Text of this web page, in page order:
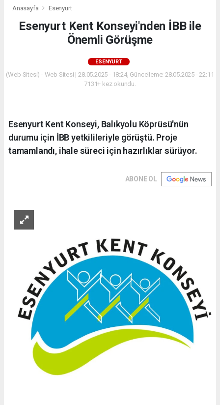
Anasayfa Esenyurt
Esenyurt Kent Konseyi'nden İBB ile
Önemli Görüşme
ESENYURT
(Web Sitesi) - Web Sitesi | 28.05.2025 - 18:24, Güncelleme: 28.05.2025 - 22:11
7131+ kez okundu.
Esenyurt Kent Konseyi, Balıkyolu Köprüsü'nün
durumu için İBB yetkilileriyle görüştü. Proje
tamamlandı, ihale süreci için hazırlıklar sürüyor.
ABONE OL